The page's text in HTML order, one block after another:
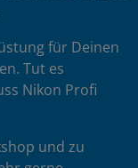
für Deinen
Tut es
Nikon Profi
und zu